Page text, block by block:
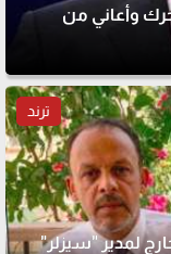
وأعاني من
ترند
لمدير "سيزلر"